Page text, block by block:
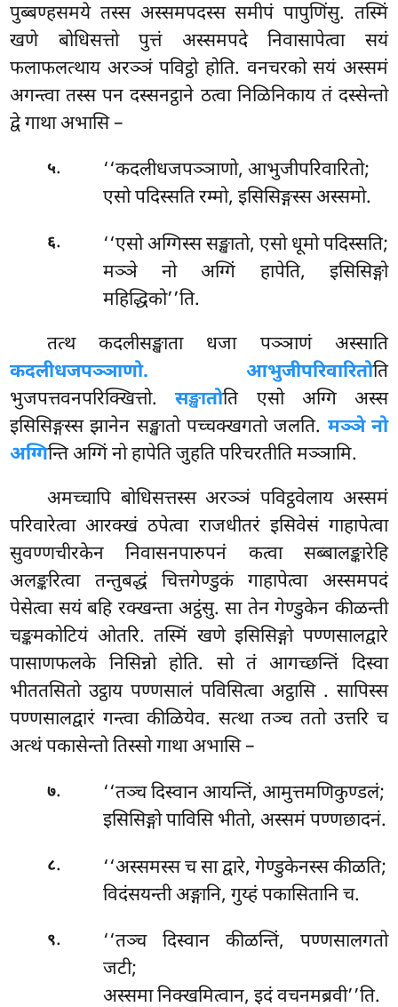
पुब्बण्हसमये तस्स अस्समपदस्स समीपं पापुणिंसु. तस्मिं
खणे बोधिसत्तो पुत्तं अस्समपदे निवासापेत्वा सयं
फलाफलत्थाय अरञ्ञं पविट्ठो होति. वनचरको सयं अस्समं
अगन्त्वा तस्स पन दस्सनट्ठाने ठत्वा निळिनिकाय तं दस्सेन्तो
द्वे गाथा अभासि –
५.
‘‘कदलीधजपञ्ञाणो, आभुजीपरिवारितो;
एसो पदिस्सति रम्मो, इसिसिङ्गस्स अस्समो.
६.
‘‘एसो अग्गिस्स सङ्खातो, एसो धूमो पदिस्सति;
मञ्ञे नो अग्गिं हापेति, इसिसिङ्गो
महिद्धिको’’ति.
तत्थ कदलीसङ्खाता धजा पञ्ञाणं अस्साति
कदलीधजपञ्ञाणो. आभुजीपरिवारितोति
भुजपत्तवनपरिक्खित्तो.सङ्खातोति एसो अग्गि अस्स
इसिसिङ्गस्स झानेन सङ्खातो पच्चक्खगतो जलति. मञ्ञे नो
अग्गिन्ति अग्गिं नो हापेति जुहति परिचरतीति मञ्ञामि.
अमच्चापि बोधिसत्तस्स अरञ्ञं पविट्ठवेलाय अस्समं
परिवारेत्वा आरक्खं ठपेत्वा राजधीतरं इसिवेसं गाहापेत्वा
सुवण्णचीरकेन निवासनपारुपनं कत्वा सब्बालङ्कारेहि
अलङ्करित्वा तन्तुबद्धं चित्तगेण्डुकं गाहापेत्वा अस्समपदं
पेसेत्वा सयं बहि रक्खन्ता अट्ठंसु. सा तेन गेण्डुकेन कीळन्ती
चङ्कमकोटियं ओतरि. तस्मिं खणे इसिसिङ्गो पण्णसालद्वारे
पासाणफलके निसिन्नो होति. सो तं आगच्छन्तिं दिस्वा
भीततसितो उट्ठाय पण्णसालं पविसित्वा अट्ठासि . सापिस्स
पण्णसालद्वारं गन्त्वा कीळियेव. सत्था तञ्च ततो उत्तरि च
अत्थं पकासेन्तो तिस्सो गाथा अभासि –
७.
‘‘तञ्च दिस्वान आयन्तिं, आमुत्तमणिकुण्डलं;
इसिसिङ्गो पाविसि भीतो, अस्समं पण्णछादनं.
८.
‘‘अस्समस्स च सा द्वारे, गेण्डुकेनस्स कीळति;
विदंसयन्ती अङ्गानि, गुय्हं पकासितानि च.
९.
‘‘तञ्च दिस्वान कीळन्तिं, पण्णसालगतो
जटी;
अस्समा निक्खमित्वान, इदं वचनमब्रवी’’ति.